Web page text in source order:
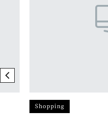
previous element
Shopping